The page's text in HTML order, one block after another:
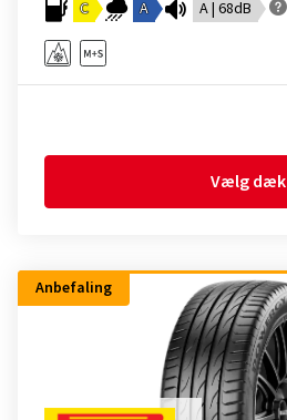
C A A | 68dB
Vælg dæk
Anbefaling